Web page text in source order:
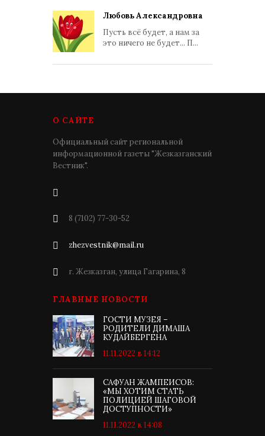
Любовь Александровна
Пусть всё будет, а нам за
это ничего не будет... П...
О САЙТЕ
Официальный сайт региональной
информационной газеты "Жезказганский
Вестник".
8 (7102) 77-30-52
zhezvestnik@mail.ru
г. Жезказган, улица Гагарина, 8
ГЛАВНЫЕ НОВОСТИ
ГОСТИ МУЗЕЯ –
РОДИТЕЛИ ДИМАША
КУДАЙБЕРГЕНА
11.11.2022 в 14:12
САФУАН ЖАМПЕИСОВ:
«МЫ ХОТИМ СТАТЬ
ПОЛИЦИЕЙ ШАГОВОЙ
ДОСТУПНОСТИ»
11.11.2022 в 14:08